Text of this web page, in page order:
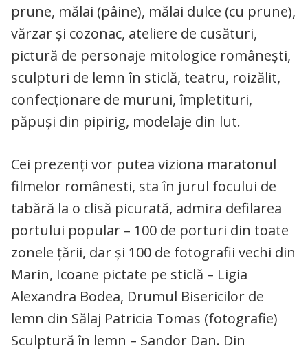
prune, mălai (pâine), mălai dulce (cu prune),
vărzar și cozonac, ateliere de cusături,
pictură de personaje mitologice românești,
sculpturi de lemn în sticlă, teatru, roizălit,
confecționare de muruni, împletituri,
păpuși din pipirig, modelaje din lut.
Cei prezenţi vor putea viziona maratonul
filmelor românesti, sta în jurul focului de
tabără la o clisă picurată, admira defilarea
portului popular – 100 de porturi din toate
zonele țării, dar şi 100 de fotografii vechi din
Marin, Icoane pictate pe sticlă – Ligia
Alexandra Bodea, Drumul Bisericilor de
lemn din Sălaj Patricia Tomas (fotografie)
Sculptură în lemn – Sandor Dan. Din